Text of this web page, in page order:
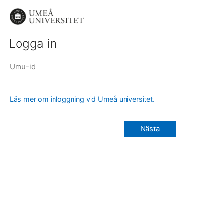
Logga in
Läs mer om inloggning vid Umeå universitet.
Nästa